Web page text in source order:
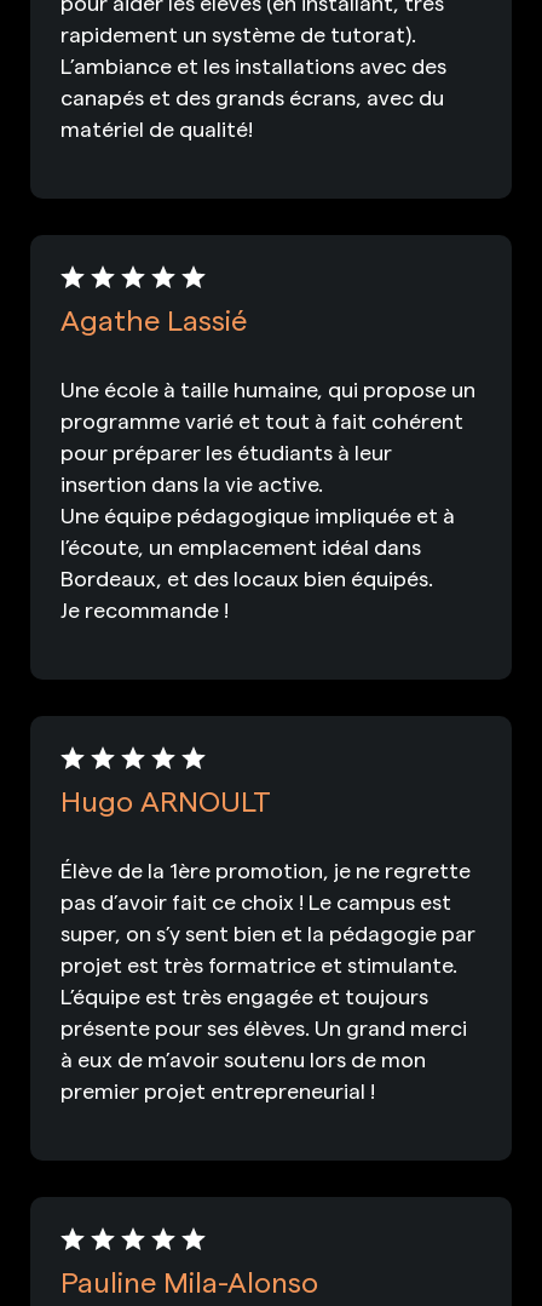
rapidement un système de tutorat).
L’ambiance et les installations avec des
canapés et des grands écrans, avec du
matériel de qualité!
Agathe Lassié
Une école à taille humaine, qui propose un
programme varié et tout à fait cohérent
pour préparer les étudiants à leur
insertion dans la vie active.
Une équipe pédagogique impliquée et à
l’écoute, un emplacement idéal dans
Bordeaux, et des locaux bien équipés.
Je recommande !
Hugo ARNOULT
Élève de la 1ère promotion, je ne regrette
pas d’avoir fait ce choix ! Le campus est
super, on s’y sent bien et la pédagogie par
projet est très formatrice et stimulante.
L’équipe est très engagée et toujours
présente pour ses élèves. Un grand merci
à eux de m’avoir soutenu lors de mon
premier projet entrepreneurial !
Pauline Mila-Alonso